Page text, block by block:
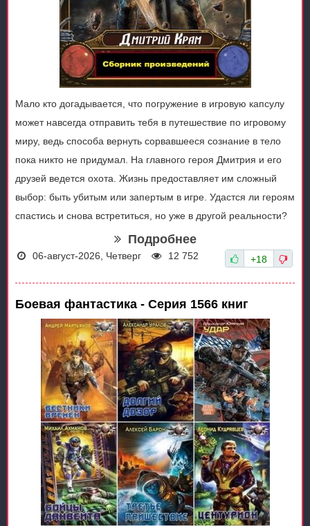
Мало кто догадывается, что погружение в игровую капсулу
может навсегда отправить тебя в путешествие по игровому
миру, ведь способа вернуть сорвавшееся сознание в тело
пока никто не придумал. На главного героя Дмитрия и его
друзей ведется охота. Жизнь предоставляет им сложный
выбор: быть убитым или запертым в игре. Удастся ли героям
спастись и снова встретиться, но уже в другой реальности?
Подробнее
06-август-2026, Четверг 12 752 +18
Боевая фантастика - Серия 1566 книг